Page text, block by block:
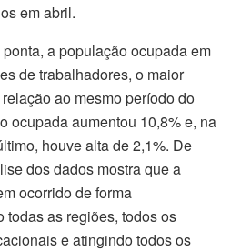
em abril.
a população ocupada em
de trabalhadores, o maior
ao mesmo período do
ocupada aumentou 10,8% e, na
houve alta de 2,1%. De
dos dados mostra que a
ocorrido de forma
as regiões, todos os
e atingindo todos os